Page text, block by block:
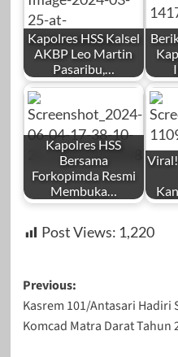
Kapolres HSS Kalsel
AKBP Leo Martin
Pasaribu,…
Kapolres HSS
Bersama
Forkopimda Resmi
Membuka…
Post Views: 1,220
Post
navigation
Previous:
Kasrem 101/Antasari Hadiri
Komcad Matra Darat Tahun